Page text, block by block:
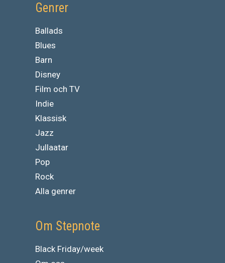
Genrer
Ballads
Blues
Barn
Disney
Film och TV
Indie
Klassisk
Jazz
Jullaatar
Pop
Rock
Alla genrer
Om Stepnote
Black Friday/week